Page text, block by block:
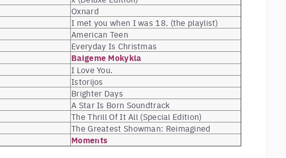
Oxnard
I met you when I was 18. (the playlist)
American Teen
Everyday Is Christmas
Baigeme Mokykla
I Love You.
Istorijos
Brighter Days
A Star Is Born Soundtrack
The Thrill Of It All (Special Edition)
The Greatest Showman: Reimagined
Moments